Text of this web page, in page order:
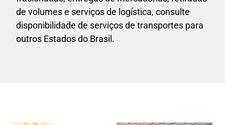
de volumes e serviços de logística, consulte
disponibilidade de serviços de transportes para
outros Estados do Brasil.